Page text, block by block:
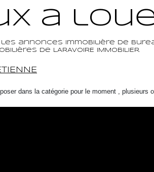
a louer
immobilière de Bureaux
de LARAVOIRE IMMOBILIER.
dans la catégorie pour le moment , plusieurs